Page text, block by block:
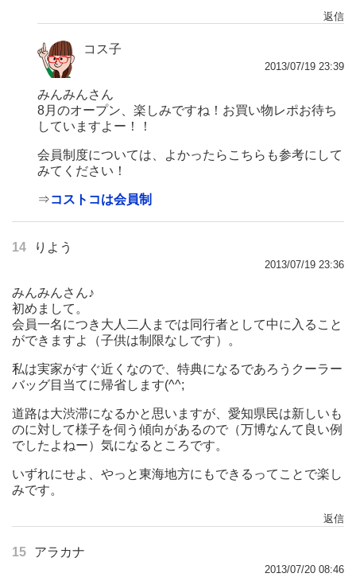
返信
コス子
2013/07/19 23:39
みんみんさん
8月のオープン、楽しみですね！お買い物レポお待ち
していますよー！！
会員制度については、よかったらこちらも参考にして
みてください！
⇒コストコは会員制
14 りよう
2013/07/19 23:36
みんみんさん♪
初めまして。
会員一名につき大人二人までは同行者として中に入ること
ができますよ（子供は制限なしです）。
私は実家がすぐ近くなので、特典になるであろうクーラー
バッグ目当てに帰省します(^^;
道路は大渋滞になるかと思いますが、愛知県民は新しいも
のに対して様子を伺う傾向があるので（万博なんて良い例
でしたよねー）気になるところです。
いずれにせよ、やっと東海地方にもできるってことで楽し
みです。
返信
15 アラカナ
2013/07/20 08:46